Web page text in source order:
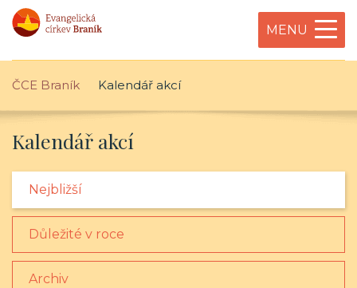
MENU
ČCE Braník Kalendář akcí
Kalendář akcí
Nejbližší
Důležité v roce
Archiv